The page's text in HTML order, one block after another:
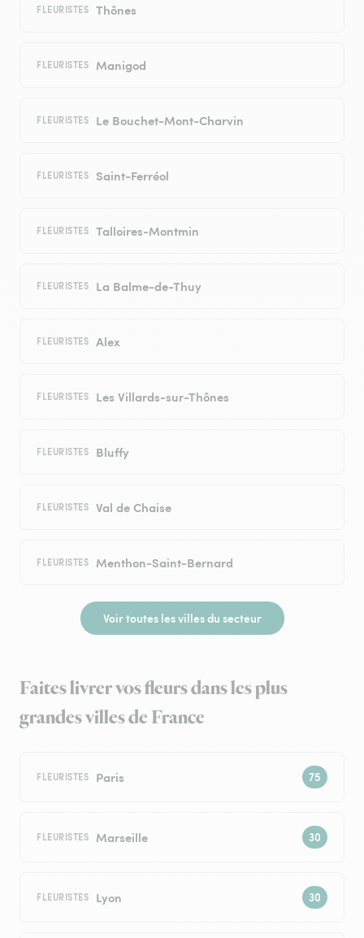
FLEURISTES Thônes
FLEURISTES Manigod
FLEURISTES Le Bouchet-Mont-Charvin
FLEURISTES Saint-Ferréol
FLEURISTES Talloires-Montmin
FLEURISTES La Balme-de-Thuy
FLEURISTES Alex
FLEURISTES Les Villards-sur-Thônes
FLEURISTES Bluffy
FLEURISTES Val de Chaise
FLEURISTES Menthon-Saint-Bernard
Voir toutes les villes du secteur
Faites livrer vos fleurs dans les plus
grandes villes de France
FLEURISTES Paris
FLEURISTES Marseille
FLEURISTES Lyon